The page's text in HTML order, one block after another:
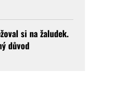
si na žaludek.
důvod